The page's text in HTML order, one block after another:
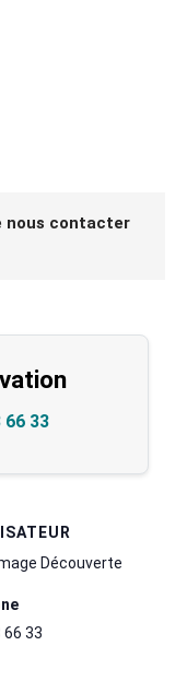
nous contacter
66 33
Découverte
66 33